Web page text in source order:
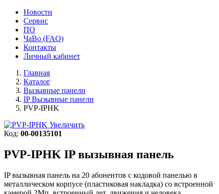
Новости
Сервис
ПО
ЧаВо (FAQ)
Контакты
Личный кабинет
Главная
Каталог
Вызывные панели
IP Вызывные панели
PVP-IPHK
Увеличить
Код: 00-00135101
PVP-IPHK IP вызывная панель
IP вызывная панель на 20 абонентов с кодовой панелью в
металлическом корпусе (пластиковая накладка) со встроенной